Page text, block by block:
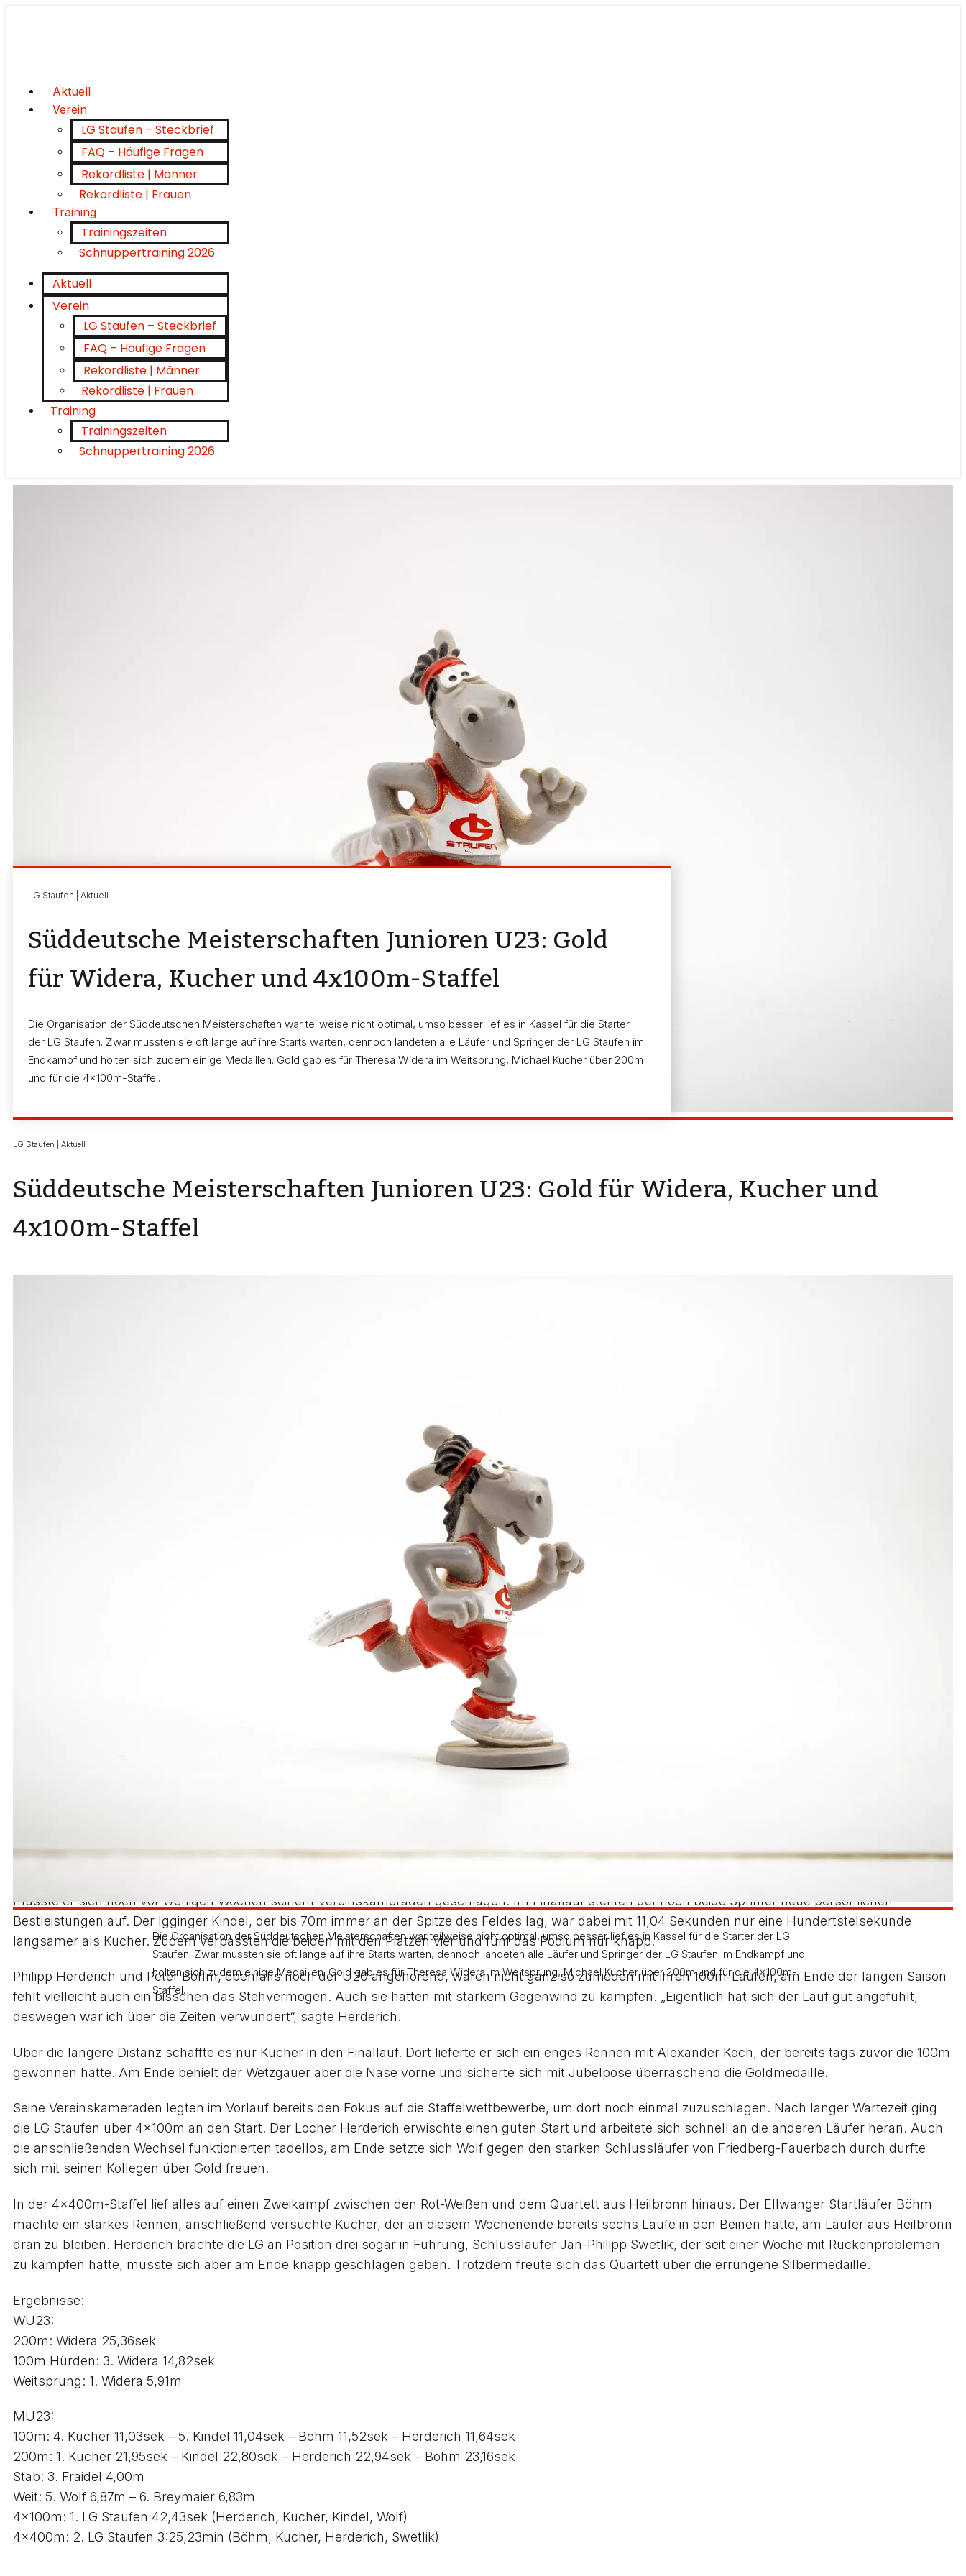
Aktuell
Verein
LG Staufen – Steckbrief
FAQ – Häufige Fragen
Rekordliste | Männer
Rekordliste | Frauen
Training
Trainingszeiten
Schnuppertraining 2026
Aktuell
Verein
LG Staufen – Steckbrief
FAQ – Häufige Fragen
Rekordliste | Männer
Rekordliste | Frauen
Training
Trainingszeiten
Schnuppertraining 2026
LG Staufen | Aktuell
Süddeutsche Meisterschaften Junioren U23: Gold
für Widera, Kucher und 4x100m-Staffel
Die Organisation der Süddeutschen Meisterschaften war teilweise nicht optimal, umso besser lief es in Kassel für die Starter
der LG Staufen. Zwar mussten sie oft lange auf ihre Starts warten, dennoch landeten alle Läufer und Springer der LG Staufen im
Endkampf und holten sich zudem einige Medaillen. Gold gab es für Theresa Widera im Weitsprung, Michael Kucher über 200m
und für die 4x100m-Staffel.
LG Staufen | Aktuell
Süddeutsche Meisterschaften Junioren U23: Gold für Widera, Kucher und
4x100m-Staffel
Die Organisation der Süddeutschen Meisterschaften war teilweise nicht optimal, umso besser lief es in Kassel für die Starter der LG
Staufen. Zwar mussten sie oft lange auf ihre Starts warten, dennoch landeten alle Läufer und Springer der LG Staufen im Endkampf und
holten sich zudem einige Medaillen. Gold gab es für Theresa Widera im Weitsprung, Michael Kucher über 200m und für die 4x100m-
Staffel.
die noch der Altersklasse U20 angehören, wie auch Theresa Widera.
Die Heubacherin machte mit ihrer überraschenden Goldmedaille im Weitsprung den Anfang zu einem erfolgreichen Wochenende. Nebenbei erreichte sie im
dritten Versuch die Norm für die Deutschen Jugendmeisterschaften, ihre Siegesweite von 5,91m sprang sie aber im letzten Versuch. „Ich hätte nicht
gedacht, dass so eine Weite herausspringt“, sagte sie nach dem Wettkampf.
Direkt nach dem Weitsprung und mit kurzer Vorbereitung trat sie im Hürdenfinale an. Obwohl sie erst am Ende ins Laufen kam, landete sie in neuer
persönlicher Bestzeit auf dem Bronzerang. Darüber hinaus nahm sie noch über die 200m-Distanz teil, hier fuhr sie im Vorlauf die DM-Quali ein, verzichtete
Bei den männlichen Vertretern stellten sich Max Wolf und Robin Breymaier der Weitsprungkonkurrenz. Für Breymaier ging der Wettbewerb gut los, er hatte
aber nicht das Glück, bei den ungültigen Sprüngen den Balken zu treffen. „Ich bin in einer top Verfassung, jetzt will ich in den letzten Wettkämpfen der
Saison noch was reißen“, sagte der Waldstetter, der am Ende auf Rang sechs landete.
Für Wolf lief es ähnlich, mit dem ersten Versuch hat er bereits angedeutet, dass an diesem Tag was geht. Die nächsten fünf Sprünge waren zwar klar
weiter, allerdings hatte er, wie schon die ganze Saison über, nicht das Glück, einen gültigen Sprung zu erwischen, weshalb alle Versuche des Bettringers
für ungültig erklärt wurden. Mit der Weite aus dem ersten Versuch wurde er am Ende Fünfter.
Ruben Fraidel trat ebenfalls als Springer für die LG Staufen an, allerdings im Stabhochsprung. Der U20-Athlet aus Bettringen war sehr zufrieden mit
In den Sprintdistanzen über 100m und 200m Meter stellten sich gleich vier Sprinter der Konkurrenz. Über die kürzere Strecke arbeiteten sich Michael
musste er sich noch vor wenigen Wochen seinem Vereinskameraden geschlagen. Im Finallauf stellten dennoch beide Sprinter neue persönlichen
Bestleistungen auf. Der Igginger Kindel, der bis 70m immer an der Spitze des Feldes lag, war dabei mit 11,04 Sekunden nur eine Hundertstelsekunde
langsamer als Kucher. Zudem verpassten die beiden mit den Plätzen vier und fünf das Podium nur knapp.
Philipp Herderich und Peter Böhm, ebenfalls noch der U20 angehörend, waren nicht ganz so zufrieden mit ihren 100m-Läufen, am Ende der langen Saison
fehlt vielleicht auch ein bisschen das Stehvermögen. Auch sie hatten mit starkem Gegenwind zu kämpfen. „Eigentlich hat sich der Lauf gut angefühlt,
deswegen war ich über die Zeiten verwundert“, sagte Herderich.
Über die längere Distanz schaffte es nur Kucher in den Finallauf. Dort lieferte er sich ein enges Rennen mit Alexander Koch, der bereits tags zuvor die 100m
gewonnen hatte. Am Ende behielt der Wetzgauer aber die Nase vorne und sicherte sich mit Jubelpose überraschend die Goldmedaille.
Seine Vereinskameraden legten im Vorlauf bereits den Fokus auf die Staffelwettbewerbe, um dort noch einmal zuzuschlagen. Nach langer Wartezeit ging
die LG Staufen über 4x100m an den Start. Der Locher Herderich erwischte einen guten Start und arbeitete sich schnell an die anderen Läufer heran. Auch
die anschließenden Wechsel funktionierten tadellos, am Ende setzte sich Wolf gegen den starken Schlussläufer von Friedberg-Fauerbach durch durfte
sich mit seinen Kollegen über Gold freuen.
In der 4x400m-Staffel lief alles auf einen Zweikampf zwischen den Rot-Weißen und dem Quartett aus Heilbronn hinaus. Der Ellwanger Startläufer Böhm
machte ein starkes Rennen, anschließend versuchte Kucher, der an diesem Wochenende bereits sechs Läufe in den Beinen hatte, am Läufer aus Heilbronn
dran zu bleiben. Herderich brachte die LG an Position drei sogar in Führung, Schlussläufer Jan-Philipp Swetlik, der seit einer Woche mit Rückenproblemen
zu kämpfen hatte, musste sich aber am Ende knapp geschlagen geben. Trotzdem freute sich das Quartett über die errungene Silbermedaille.
Ergebnisse:
WU23:
200m: Widera 25,36sek
100m Hürden: 3. Widera 14,82sek
Weitsprung: 1. Widera 5,91m
MU23:
100m: 4. Kucher 11,03sek – 5. Kindel 11,04sek – Böhm 11,52sek – Herderich 11,64sek
200m: 1. Kucher 21,95sek – Kindel 22,80sek – Herderich 22,94sek – Böhm 23,16sek
Stab: 3. Fraidel 4,00m
Weit: 5. Wolf 6,87m – 6. Breymaier 6,83m
4x100m: 1. LG Staufen 42,43sek (Herderich, Kucher, Kindel, Wolf)
4x400m: 2. LG Staufen 3:25,23min (Böhm, Kucher, Herderich, Swetlik)